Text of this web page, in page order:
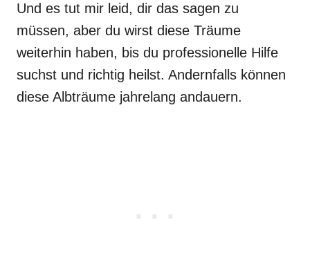
Und es tut mir leid, dir das sagen zu
müssen, aber du wirst diese Träume
weiterhin haben, bis du professionelle Hilfe
suchst und richtig heilst. Andernfalls können
diese Albträume jahrelang andauern.